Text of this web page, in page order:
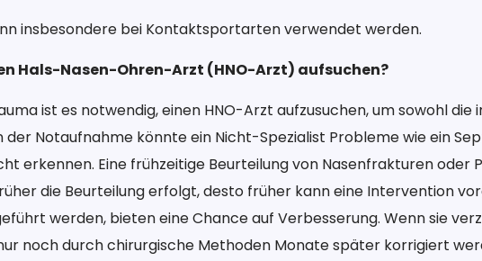
insbesondere bei Kontaktsportarten verwendet werden.
Hals-Nasen-Ohren-Arzt (HNO-Arzt) aufsuchen?
ist es notwendig, einen HNO-Arzt aufzusuchen, um sowohl
der Notaufnahme könnte ein Nicht-Spezialist Probleme wie ein
erkennen. Eine frühzeitige Beurteilung von Nasenfrakturen oder
die Beurteilung erfolgt, desto früher kann eine Intervention
werden, bieten eine Chance auf Verbesserung. Wenn sie
noch durch chirurgische Methoden Monate später korrigiert